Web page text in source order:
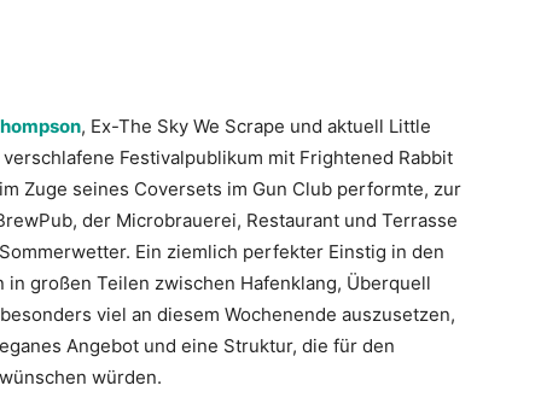
, Ex-The Sky We Scrape und aktuell Little
Festivalpublikum mit Frightened Rabbit
Zuge seines Coversets im Gun Club performte, zur
der Microbrauerei, Restaurant und Terrasse
Ein ziemlich perfekter Einstig in den
großen Teilen zwischen Hafenklang, Überquell
viel an diesem Wochenende auszusetzen,
Angebot und eine Struktur, die für den
würden.